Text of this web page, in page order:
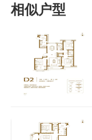
相似户型